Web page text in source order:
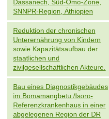
Dassanech, Süd-Omo-Zone,
SNNPR-Region, Äthiopien
Reduktion der chronischen
Unterernährung von Kindern
sowie Kapazitätsaufbau der
staatlichen und
zivilgesellschaftlichen Akteure.
Bau eines Diagnostikgebäudes
im Bomamangbetu /Isoro-
Referenzkrankenhaus in einer
abgelegenen Region der DR